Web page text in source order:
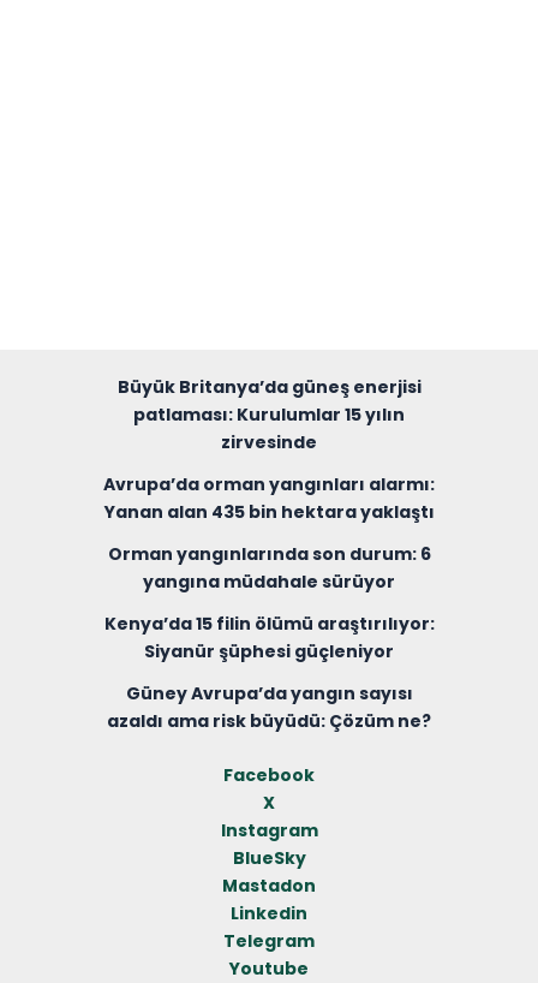
Büyük Britanya’da güneş enerjisi
patlaması: Kurulumlar 15 yılın
zirvesinde
Avrupa’da orman yangınları alarmı:
Yanan alan 435 bin hektara yaklaştı
Orman yangınlarında son durum: 6
yangına müdahale sürüyor
Kenya’da 15 filin ölümü araştırılıyor:
Siyanür şüphesi güçleniyor
Güney Avrupa’da yangın sayısı
azaldı ama risk büyüdü: Çözüm ne?
Facebook
X
Instagram
BlueSky
Mastadon
Linkedin
Telegram
Youtube